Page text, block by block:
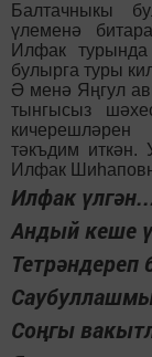
Балтачныкы
үлеменә
Илфак
булырга туры
Ә менә Яңгул
тынгысыз
тәкъдим иткән.
Илфак
Илфак
Андый кеше
Соңгы